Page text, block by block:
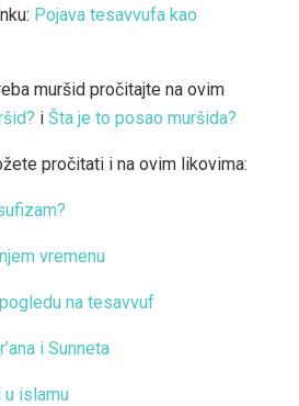
Pojava tesavvufa kao
muršid pročitajte na ovim
i Šta je to posao muršida?
pročitati i na ovim likovima:
vremenu
na tesavvuf
i Sunneta
islamu